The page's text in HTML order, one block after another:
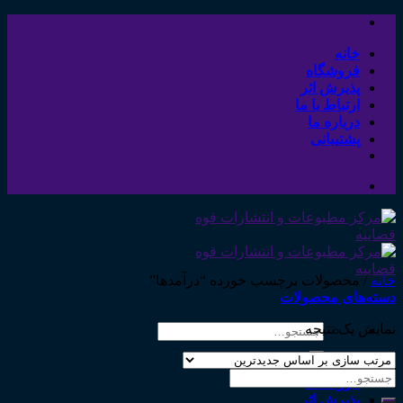
Skip
contentخانه
فروشگاه
پذیرش اثر
ارتباط با ما
درباره ما
پشتیبانی
جستجو
خانه
فروشگاه
پذیرش اثر
خانه /محصولات برچسب خورده “درآمدها”
دسته‌های محصولات
نمایش یک نتیجه
جستجو